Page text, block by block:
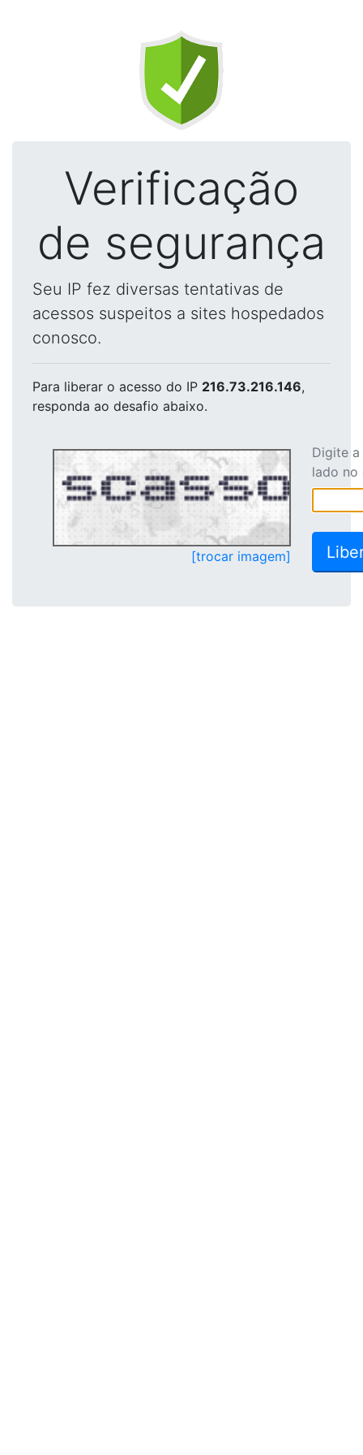
Verificação
de segurança
Seu IP fez diversas tentativas de
acessos suspeitos a sites hospedados
conosco.
Para liberar o acesso do IP 216.73.216.146,
responda ao desafio abaixo.
[trocar imagem]
Digite
lado no